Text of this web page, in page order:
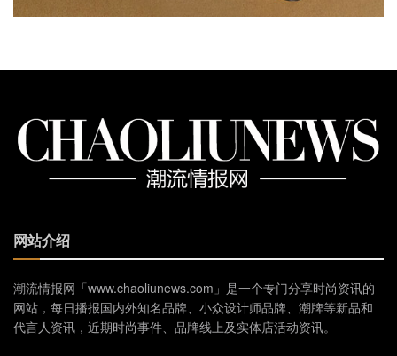
网站介绍
潮流情报网「www.chaoliunews.com」是一个专门分享时尚资讯的
网站，每日播报国内外知名品牌、小众设计师品牌、潮牌等新品和
代言人资讯，近期时尚事件、品牌线上及实体店活动资讯。